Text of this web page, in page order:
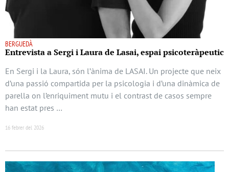
BERGUEDÀ
Entrevista a Sergi i Laura de Lasai, espai psicoteràpeutic
En Sergi i la Laura, són l’ànima de LASAI. Un projecte que neix
d’una passió compartida per la psicologia i d’una dinàmica de
parella on l’enriquiment mutu i el contrast de casos sempre
han estat pres …
16 febrer del 2026